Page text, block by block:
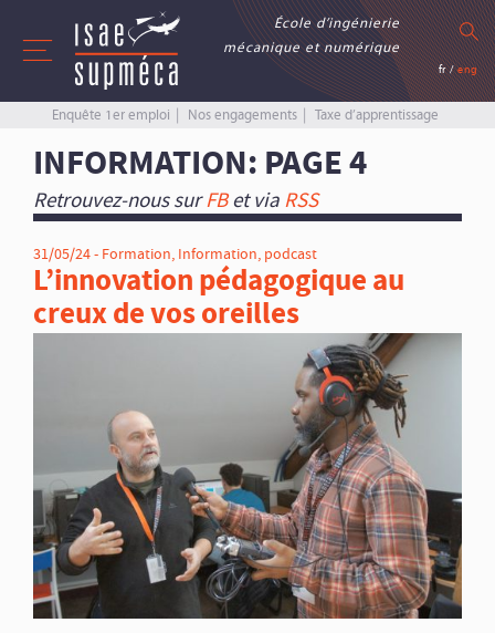
École d’ingénierie
mécanique et numérique
fr / eng
Enquête 1er emploi Nos engagements Taxe d’apprentissage
INFORMATION: PAGE 4
Retrouvez-nous surFBet via RSS
31/05/24 - Formation, Information, podcast
L’innovation pédagogique au
creux de vos oreilles